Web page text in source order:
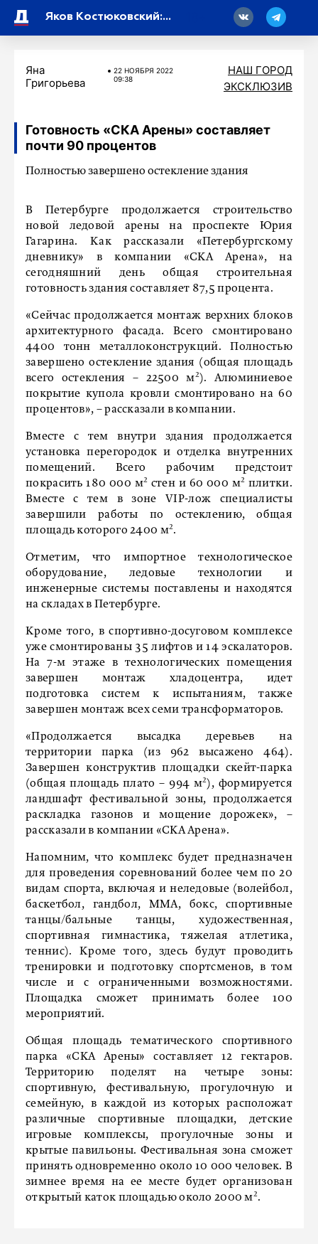
Яков Костюковский: «Для всех детей очень важно ощущение надежного тыла в семье»
Яна
Григорьева
22 НОЯБРЯ 2022
09:38
НАШ ГОРОД
ЭКСКЛЮЗИВ
Готовность «СКА Арены» составляет
почти 90 процентов
Полностью завершено остекление здания
В Петербурге продолжается строительство
новой ледовой арены на проспекте Юрия
Гагарина. Как рассказали «Петербургскому
дневнику» в компании «СКА Арена», на
сегодняшний день общая строительная
готовность здания составляет 87,5 процента.
«Сейчас продолжается монтаж верхних блоков
архитектурного фасада. Всего смонтировано
4400 тонн металлоконструкций. Полностью
завершено остекление здания (общая площадь
всего остекления – 22500 м²). Алюминиевое
покрытие купола кровли смонтировано на 60
процентов», – рассказали в компании.
Вместе с тем внутри здания продолжается
установка перегородок и отделка внутренних
помещений. Всего рабочим предстоит
покрасить 180 000 м² стен и 60 000 м² плитки.
Вместе с тем в зоне VIP-лож специалисты
завершили работы по остеклению, общая
площадь которого 2400 м².
Отметим, что импортное технологическое
оборудование, ледовые технологии и
инженерные системы поставлены и находятся
на складах в Петербурге.
Кроме того, в спортивно-досуговом комплексе
уже смонтированы 35 лифтов и 14 эскалаторов.
На 7-м этаже в технологических помещения
завершен монтаж хладоцентра, идет
подготовка систем к испытаниям, также
завершен монтаж всех семи трансформаторов.
«Продолжается высадка деревьев на
территории парка (из 962 высажено 464).
Завершен конструктив площадки скейт-парка
(общая площадь плато – 994 м²), формируется
ландшафт фестивальной зоны, продолжается
раскладка газонов и мощение дорожек», –
рассказали в компании «СКА Арена».
Напомним, что комплекс будет предназначен
для проведения соревнований более чем по 20
видам спорта, включая и неледовые (волейбол,
баскетбол, гандбол, ММА, бокс, спортивные
танцы/бальные танцы, художественная,
спортивная гимнастика, тяжелая атлетика,
теннис). Кроме того, здесь будут проводить
тренировки и подготовку спортсменов, в том
числе и с ограниченными возможностями.
Площадка сможет принимать более 100
мероприятий.
Общая площадь тематического спортивного
парка «СКА Арены» составляет 12 гектаров.
Территорию поделят на четыре зоны:
спортивную, фестивальную, прогулочную и
семейную, в каждой из которых расположат
различные спортивные площадки, детские
игровые комплексы, прогулочные зоны и
крытые павильоны. Фестивальная зона сможет
принять одновременно около 10 000 человек. В
зимнее время на ее месте будет организован
открытый каток площадью около 2000 м².